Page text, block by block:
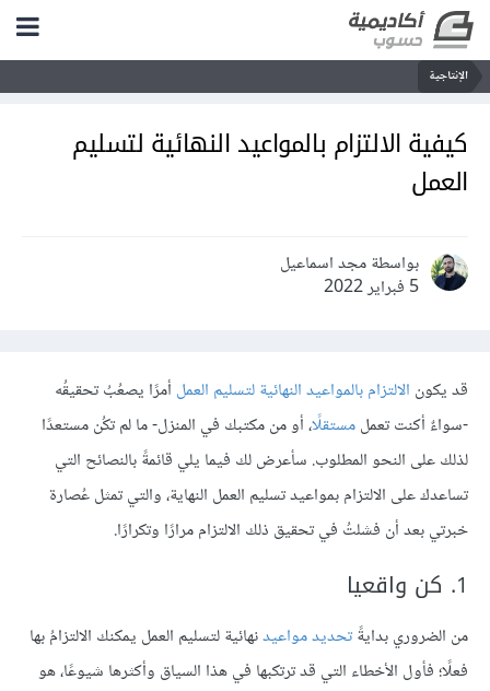
الإنتاجية
كيفية اﻻلتزام بالمواعيد النهائية لتسليم
العمل
بواسطة مجد اسماعيل
5 فبراير 2022
قد يكون الالتزام بالمواعيد النهائية لتسليم العمل أمرًا يصعُبُ تحقيقُه
-سواءٌ أكنت تعملمستقلًا، أو من مكتبك في المنزل- ما لم تكُن مستعدًا
لذلك على النحو المطلوب. سأعرض لك فيما يلي قائمةً بالنصائح التي
تساعدك على الالتزام بمواعيد تسليم العمل النهاية، والتي تمثل عُصارة
خبرتي بعد أن فشلتُ في تحقيق ذلك الالتزام مرارًا وتكرارًا.
1. كن واقعيا
من الضروري بدايةًتحديد مواعيدنهائية لتسليم العمل يمكنك الالتزامُ بها
فعلًا؛ فأول الأخطاء التي قد ترتكبها في هذا السياق وأكثرها شيوعًا، هو